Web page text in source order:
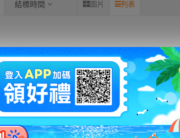
結標時間 圖片 列表
賣家 FfSNngKchguEzhtyABHz3BN6wMqE1沒有